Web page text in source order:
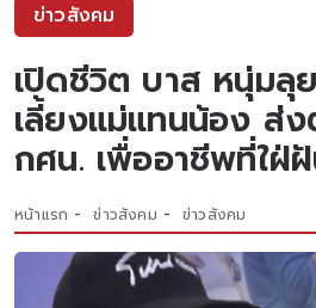
ข่าวสังคม
เปิดชีวิต บาส หนุ่มลุ
เลี้ยงแม่แทนน้อง ส่ง
กศน. เพื่ออาชีพที่ใฝ่
หน้าแรก ข่าวสังคม ข่าวสังคม